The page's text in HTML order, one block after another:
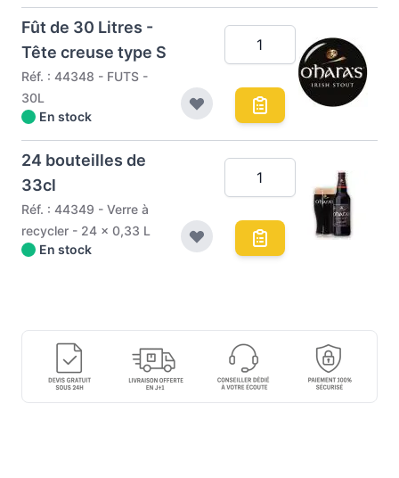
Fût de 30 Litres -
Tête creuse type S
Réf. : 44348 - FUTS -
30L
En stock
24 bouteilles de
33cl
Réf. : 44349 - Verre à
recycler - 24 x 0,33 L
En stock